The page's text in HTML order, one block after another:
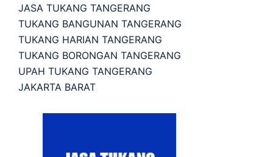
JASA TUKANG TANGERANG
TUKANG BANGUNAN TANGERANG
TUKANG HARIAN TANGERANG
TUKANG BORONGAN TANGERANG
UPAH TUKANG TANGERANG
JAKARTA BARAT